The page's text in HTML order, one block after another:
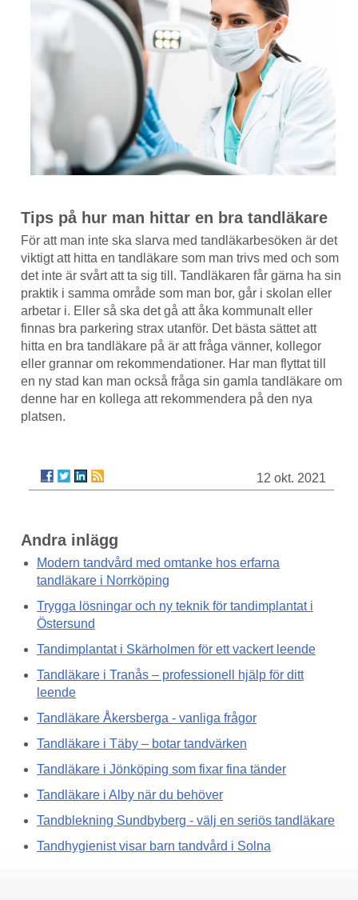
Tips på hur man hittar en bra tandläkare
För att man inte ska slarva med tandläkarbesöken är det
viktigt att hitta en tandläkare som man trivs med och som
det inte är svårt att ta sig till. Tandläkaren får gärna ha sin
praktik i samma område som man bor, går i skolan eller
arbetar i. Eller så ska det gå att åka kommunalt eller
finnas bra parkering strax utanför. Det bästa sättet att
hitta en bra tandläkare på är att fråga vänner, kollegor
eller grannar om rekommendationer. Har man flyttat till
en ny stad kan man också fråga sin gamla tandläkare om
denne har en kollega att rekommendera på den nya
platsen.
12 okt. 2021
Andra inlägg
Modern tandvård med omtanke hos erfarna
tandläkare i Norrköping
Trygga lösningar och ny teknik för tandimplantat i
Östersund
Tandimplantat i Skärholmen för ett vackert leende
Tandläkare i Tranås – professionell hjälp för ditt
leende
Tandläkare Åkersberga - vanliga frågor
Tandläkare i Täby – botar tandvärken
Tandläkare i Jönköping som fixar fina tänder
Tandläkare i Alby när du behöver
Tandblekning Sundbyberg - välj en seriös tandläkare
Tandhygienist visar barn tandvård i Solna